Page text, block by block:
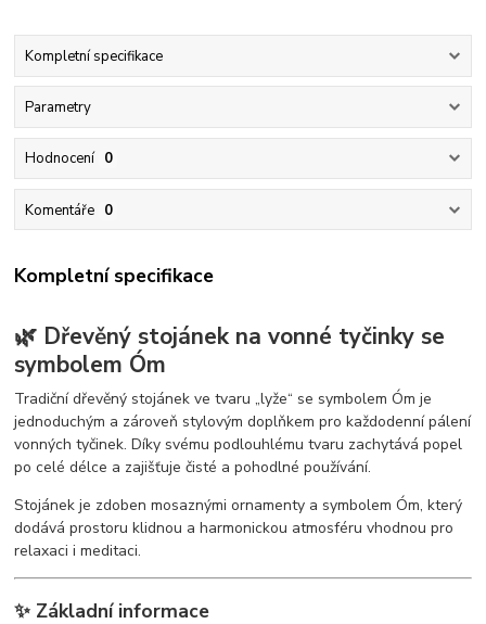
Kompletní specifikace
Parametry
Hodnocení 0
Komentáře 0
Kompletní specifikace
🌿 Dřevěný stojánek na vonné tyčinky se
symbolem Óm
Tradiční dřevěný stojánek ve tvaru „lyže“ se symbolem Óm je
jednoduchým a zároveň stylovým doplňkem pro každodenní pálení
vonných tyčinek. Díky svému podlouhlému tvaru zachytává popel
po celé délce a zajišťuje čisté a pohodlné používání.
Stojánek je zdoben mosaznými ornamenty a symbolem Óm, který
dodává prostoru klidnou a harmonickou atmosféru vhodnou pro
relaxaci i meditaci.
✨ Základní informace